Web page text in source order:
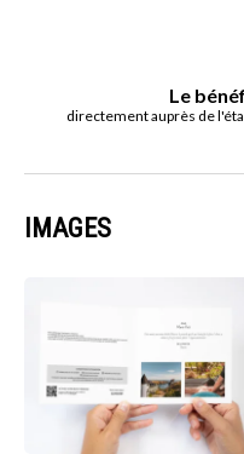
Le
directement auprès de
IMAGES